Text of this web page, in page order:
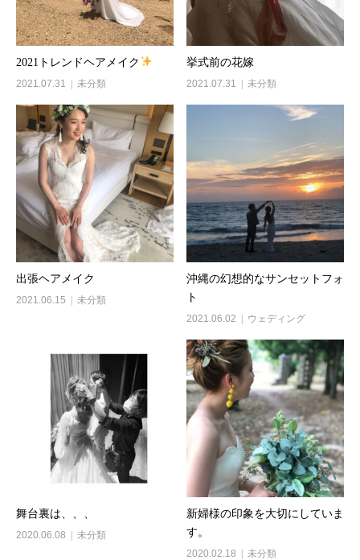
2021トレンドヘアメイク
2021.07.31 未分類
挙式前の花嫁
2021.07.31 未分類
出張ヘアメイク
2021.06.15 未分類
沖縄の幻想的なサンセットフォ
ト
2021.06.02 ウェディング
舞台裏は、、、
2020.06.08 未分類
新婦様の印象を大切にしていま
す。
2020.02.18 未分類